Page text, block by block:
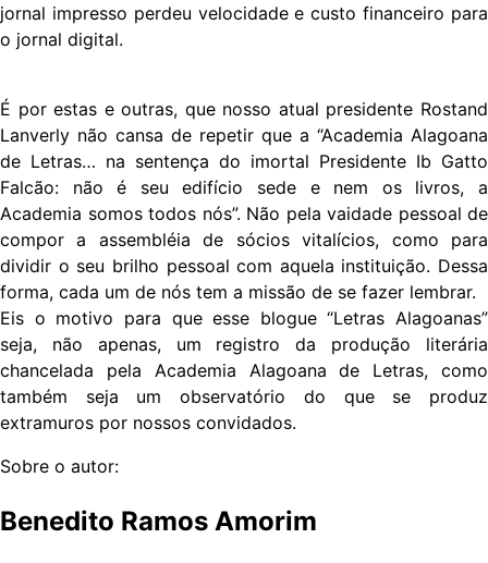
jornal impresso perdeu velocidade e custo financeiro para
o jornal digital.
É por estas e outras, que nosso atual presidente Rostand
Lanverly não cansa de repetir que a “Academia Alagoana
de Letras… na sentença do imortal Presidente Ib Gatto
Falcão: não é seu edifício sede e nem os livros, a
Academia somos todos nós”. Não pela vaidade pessoal de
compor a assembléia de sócios vitalícios, como para
dividir o seu brilho pessoal com aquela instituição. Dessa
forma, cada um de nós tem a missão de se fazer lembrar.
Eis o motivo para que esse blogue “Letras Alagoanas”
seja, não apenas, um registro da produção literária
chancelada pela Academia Alagoana de Letras, como
também seja um observatório do que se produz
extramuros por nossos convidados.
Sobre o autor:
Benedito Ramos Amorim